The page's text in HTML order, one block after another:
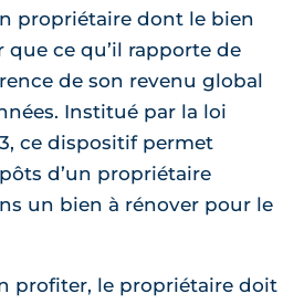
propriétaire dont le bien
ce qu’il rapporte de
de son revenu global
Institué par la loi
ce dispositif permet
d’un propriétaire
un bien à rénover pour le
profiter, le propriétaire doit